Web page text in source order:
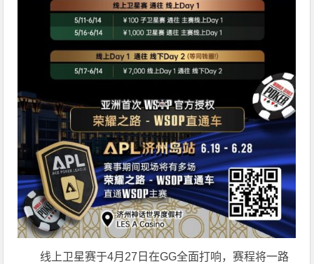
线上卫星赛于4月27日在GG全面打响，赛程将一路